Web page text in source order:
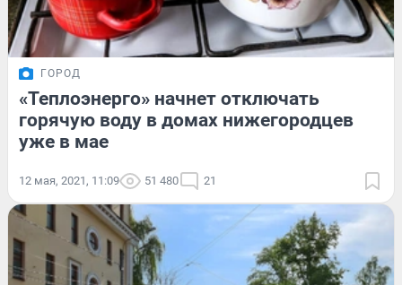
ГОРОД
«Теплоэнерго» начнет отключать
горячую воду в домах нижегородцев
уже в мае
12 мая, 2021, 11:09 51 480 21